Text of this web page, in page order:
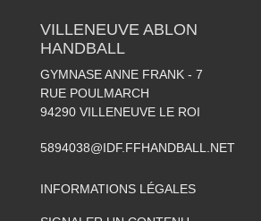
VILLENEUVE ABLON
HANDBALL
GYMNASE ANNE FRANK - 7
RUE POULMARCH
94290 VILLENEUVE LE ROI
5894038@IDF.FFHANDBALL.NET
INFORMATIONS LÉGALES